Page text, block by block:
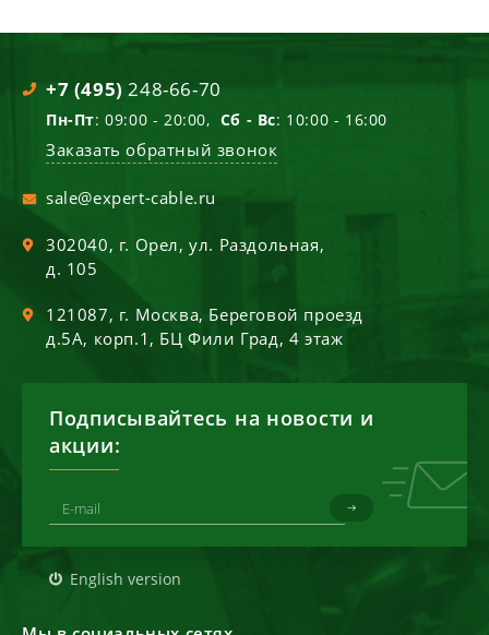
+7 (495) 248-66-70
Пн-Пт: 09:00 - 20:00, Сб - Вс: 10:00 - 16:00
Заказать обратный звонок
sale@expert-cable.ru
302040, г. Орел,ул. Раздольная,
д. 105
121087, г. Москва, Береговой проезд
д.5А, корп.1, БЦ Фили Град, 4 этаж
Подписывайтесь на новости и
акции:
English version